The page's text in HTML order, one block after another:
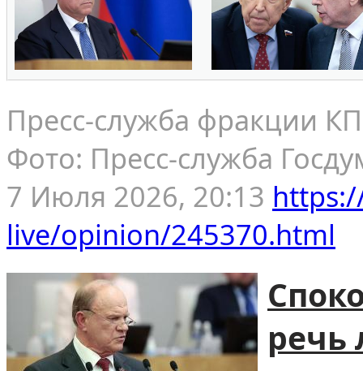
Пресс-служба фракции
Фото: Пресс-служба
7 Июля 2026, 20:13
live/opinion/245370.html
речь